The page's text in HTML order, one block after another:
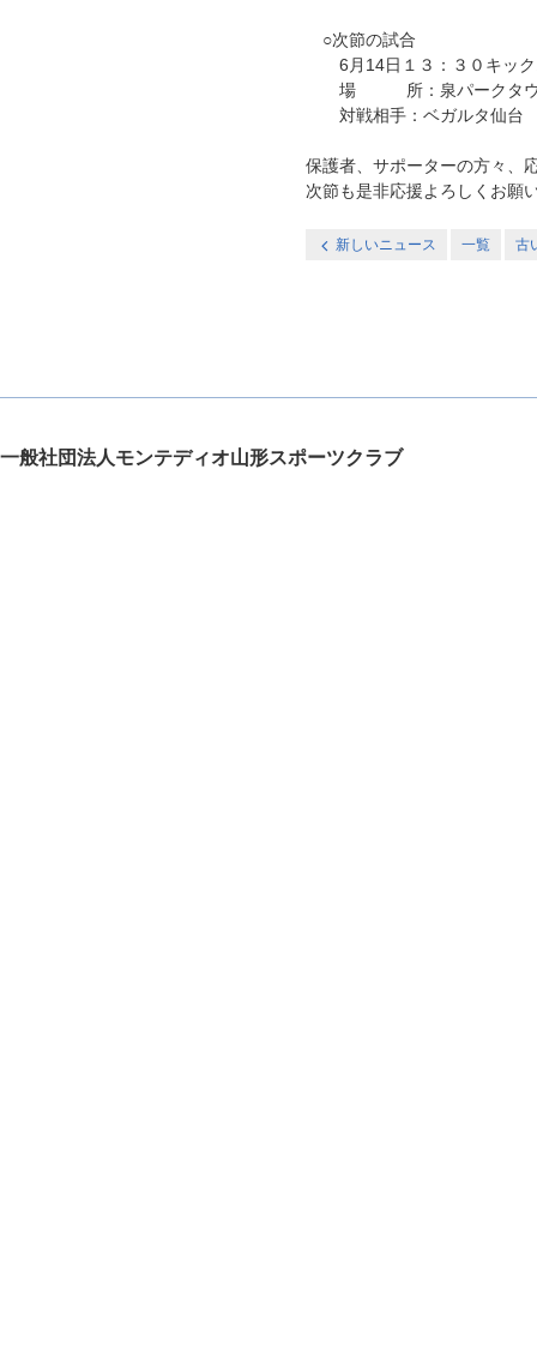
○次節の試合
6月14日１３：３０キック
場 所：泉パークタウ
対戦相手：ベガルタ仙台
保護者、サポーターの方々、
次節も是非応援よろしくお願
新しいニュース 一覧 古
一般社団法人モンテディオ山形スポーツクラブ